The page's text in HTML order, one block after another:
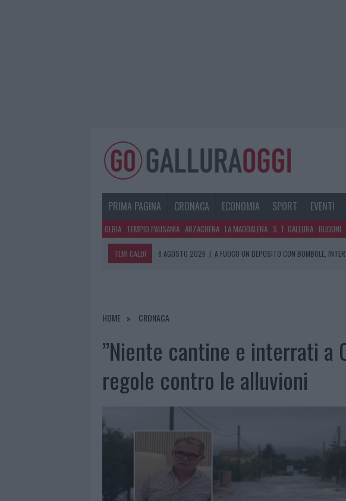
PRIMA PAGINA CRONACA ECONOMIA SPORT EVENTI
OLBIA TEMPIO PAUSANIA ARZACHENA LA MADDALENA S. T. GALLURA BUDONI
TEMI CALDI 8 AGOSTO 2026 | A FUOCO UN DEPOSITO CON BOMBOLE,
7 AGOSTO 2026
|
HOME CRONACA
”Niente cantine e interrati a
regole contro le alluvioni